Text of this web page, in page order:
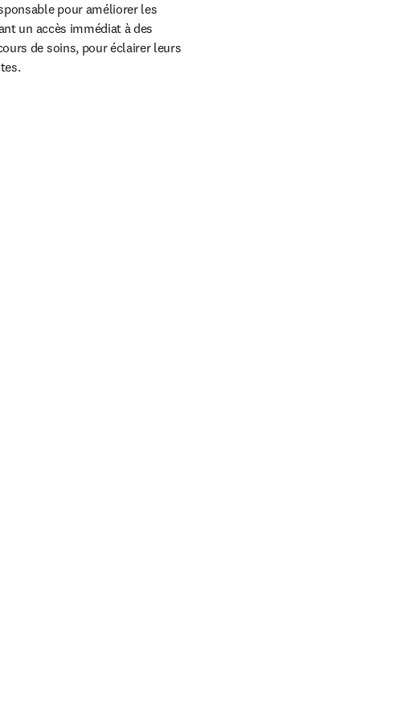
pour améliorer les
un accès immédiat à des
de soins, pour éclairer leurs